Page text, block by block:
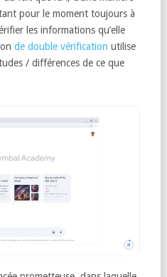
pour le moment toujours à
les informations qu’elle
de double vérification utilise
/ différences de ce que